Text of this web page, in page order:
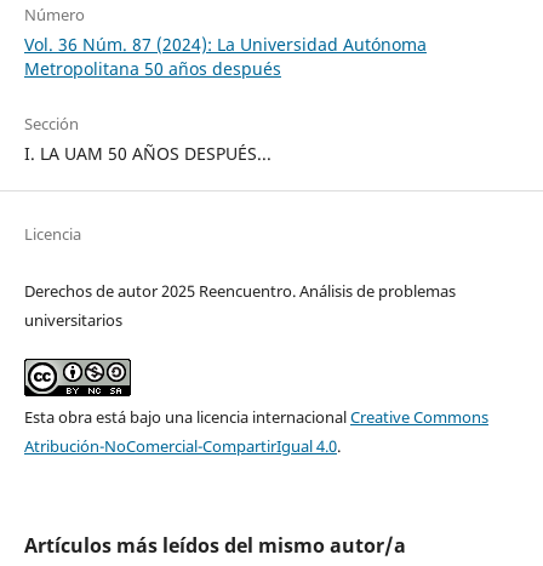
Número
Vol. 36 Núm. 87 (2024): La Universidad Autónoma
Metropolitana 50 años después
Sección
I. LA UAM 50 AÑOS DESPUÉS...
Licencia
Derechos de autor 2025 Reencuentro. Análisis de problemas
universitarios
Esta obra está bajo una licencia internacionalCreative Commons
Atribución-NoComercial-CompartirIgual 4.0.
Artículos más leídos del mismo autor/a